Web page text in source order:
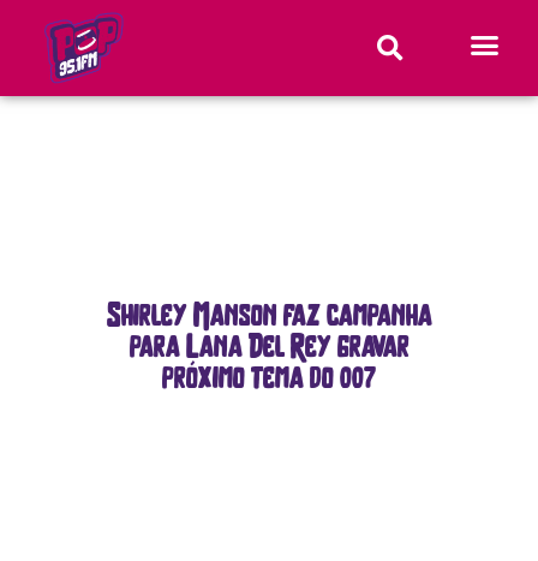
Shirley Manson faz campanha
para Lana Del Rey gravar
próximo tema do 007